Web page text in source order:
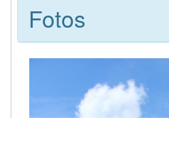
Fotos